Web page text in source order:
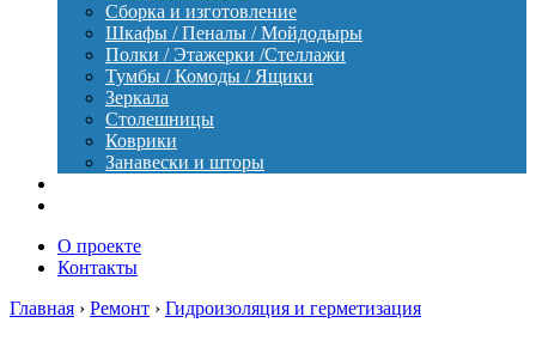
Сборка и изготовление
Шкафы / Пеналы / Мойдодыры
Полки / Этажерки /Стеллажи
Тумбы / Комоды / Ящики
Зеркала
Столешницы
Коврики
Занавески и шторы
О проекте
Контакты
Главная › Ремонт › Гидроизоляция и герметизация